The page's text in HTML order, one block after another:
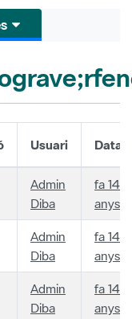
Usuari Data
Admin
Diba
fa 14
anys
Admin
Diba
fa 14
anys
Admin
Diba
fa 14
anys